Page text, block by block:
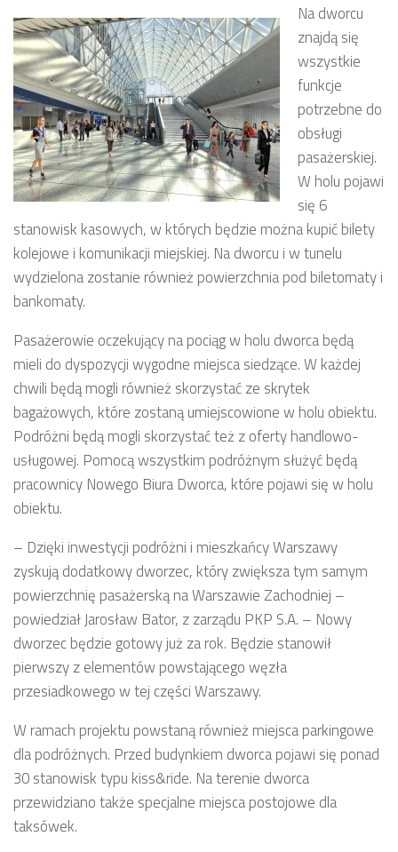
Na dworcu
znajdą się
wszystkie
funkcje
potrzebne do
obsługi
pasażerskiej.
W holu pojawi
się 6
stanowisk kasowych, w których będzie można kupić bilety
kolejowe i komunikacji miejskiej. Na dworcu i w tunelu
wydzielona zostanie również powierzchnia pod biletomaty i
bankomaty.
Pasażerowie oczekujący na pociąg w holu dworca będą
mieli do dyspozycji wygodne miejsca siedzące. W każdej
chwili będą mogli również skorzystać ze skrytek
bagażowych, które zostaną umiejscowione w holu obiektu.
Podróżni będą mogli skorzystać też z oferty handlowo-
usługowej. Pomocą wszystkim podróżnym służyć będą
pracownicy Nowego Biura Dworca, które pojawi się w holu
obiektu.
– Dzięki inwestycji podróżni i mieszkańcy Warszawy
zyskują dodatkowy dworzec, który zwiększa tym samym
powierzchnię pasażerską na Warszawie Zachodniej –
powiedział Jarosław Bator, z zarządu PKP S.A. – Nowy
dworzec będzie gotowy już za rok. Będzie stanowił
pierwszy z elementów powstającego węzła
przesiadkowego w tej części Warszawy.
W ramach projektu powstaną również miejsca parkingowe
dla podróżnych. Przed budynkiem dworca pojawi się ponad
30 stanowisk typu kiss&ride. Na terenie dworca
przewidziano także specjalne miejsca postojowe dla
taksówek.